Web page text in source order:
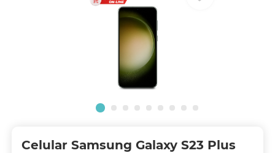
Celular Samsung Galaxy S23 Plus